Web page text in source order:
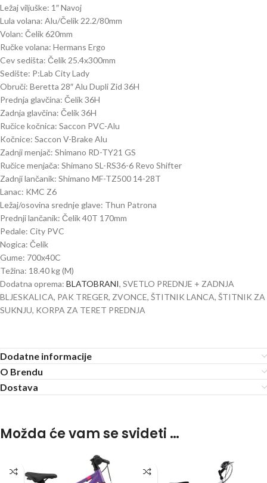
Ležaj viljuške: 1″ Navoj
Lula volana: Alu/Čelik 22.2/80mm
Volan: Čelik 620mm
Ručke volana: Hermans Ergo
Cev sedišta: Čelik 25.4x300mm
Sedište: P:Lab City Lady
Obruči: Beretta 28″ Alu Dupli Zid 36H
Prednja glavčina: Čelik 36H
Zadnja glavčina: Čelik 36H
Ručice kočnica: Saccon PVC-Alu
Kočnice: Saccon V-Brake Alu
Zadnji menjač: Shimano RD-TY21 GS
Ručice menjača: Shimano SL-RS36-6 Revo Shifter
Zadnji lančanik: Shimano MF-TZ500 14-28T
Lanac: KMC Z6
Ležaj/osovina srednje glave: Thun Patrona
Prednji lančanik: Čelik 40T 170mm
Pedale: City PVC
Nogica: Čelik
Gume: 700x40C
Težina: 18.40 kg (M)
Dodatna oprema: BLATOBRANI, SVETLO PREDNJE + ZADNJA
BLJESKALICA, PAK TREGER, ZVONCE, ŠTITNIK LANCA, ŠTITNIK ZA
SUKNJU, KORPA ZA TERET PREDNJA
Dodatne informacije
O Brendu
Dostava
Možda će vam se svideti …